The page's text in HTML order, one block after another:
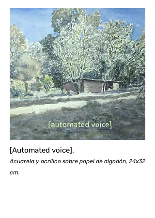
[Automated voice].
Acuarela y acrílico sobre papel de algodón, 24x32
cm.